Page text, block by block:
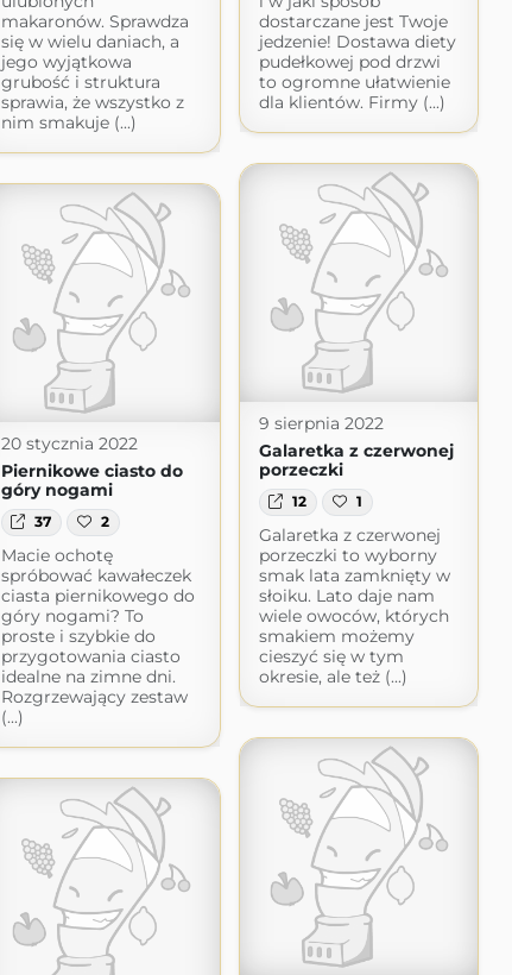
makaronów. Sprawdza
się w wielu daniach, a
jego wyjątkowa
grubość i struktura
sprawia, że wszystko z
nim smakuje (...)
dostarczane jest Twoje
jedzenie! Dostawa diety
pudełkowej pod drzwi
to ogromne ułatwienie
dla klientów. Firmy (...)
9 sierpnia 2022
Galaretka z czerwonej
porzeczki
12 1
Galaretka z czerwonej
porzeczki to wyborny
smak lata zamknięty w
słoiku. Lato daje nam
wiele owoców, których
smakiem możemy
cieszyć się w tym
okresie, ale też (...)
20 stycznia 2022
Piernikowe ciasto do
góry nogami
37 2
Macie ochotę
spróbować kawałeczek
ciasta piernikowego do
góry nogami? To
proste i szybkie do
przygotowania ciasto
idealne na zimne dni.
Rozgrzewający zestaw
(...)